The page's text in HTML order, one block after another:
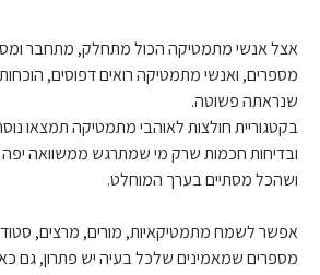
אצל אנשי מתמטיקה הכול מתחלק, מתחבר
מספרים, ואנשי מתמטיקה רואים דפוסים,
שנראתה פשוטה.
בקטגוריית חולצות לאוהבי מתמטיקה תמצאו
ובדיחות חכמות שרק מי שמתרגש ממשוואה
ושהכל מסתיים בערך המוחלט.
אפשר לשמח מתמטיקאיות, מורים, מרצים,
מספרים שמאמינים שלכל בעיה יש פתרון, גם